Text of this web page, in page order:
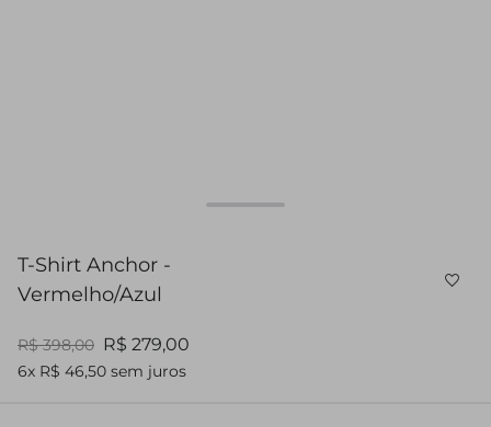
T-Shirt Anchor -
Vermelho/Azul
R$ 398,00 R$ 279,00
6x R$ 46,50 sem juros